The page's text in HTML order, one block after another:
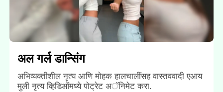
अल गर्ल डान्सिंग
अभिव्यक्तीशील नृत्य आणि मोहक हालचालींसह वास्तववादी एआय
मुली नृत्य व्हिडिओंमध्ये पोट्रेट अॅनिमेट करा.